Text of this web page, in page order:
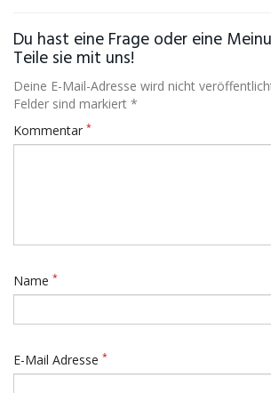
Du hast eine Frage oder eine
Teile sie mit uns!
Deine E-Mail-Adresse wird nicht
Felder sind markiert *
Kommentar *
Name *
E-Mail Adresse *